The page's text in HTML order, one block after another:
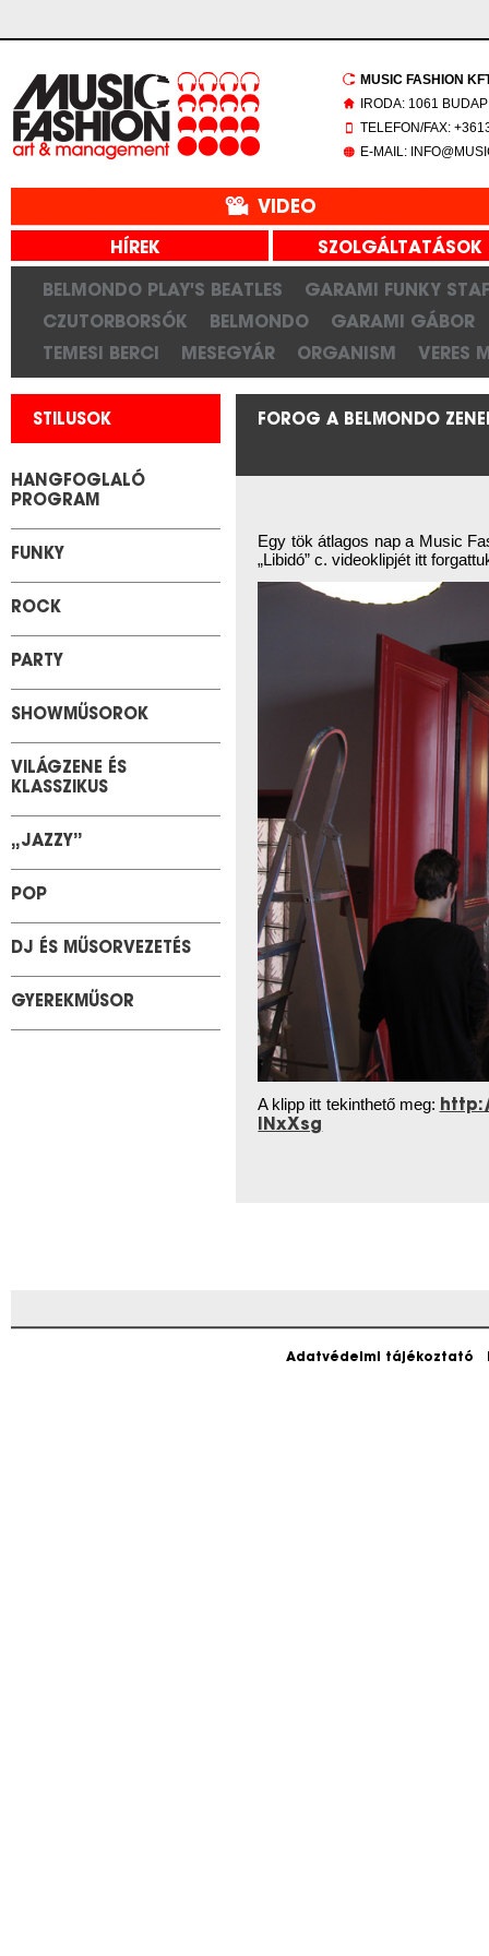
MUSIC FASHION
IRODA: 1061
TELEFON/FAX:
E-MAIL:
VIDEO
HÍREK SZOLGÁLTATÁSOK
BELMONDO PLAY'S BEATLES
GARAMI FUNKY
CZUTORBORSÓK
BELMONDO
GARAMI GÁBOR
TEMESI BERCI
MESEGYÁR ORGANISM VERES
STILUSOK
HANGFOGLALÓ
PROGRAM
FUNKY
ROCK
PARTY
SHOWMŰSOROK
VILÁGZENE ÉS
KLASSZIKUS
„JAZZY”
POP
DJ ÉS MŰSORVEZETÉS
GYEREKMŰSOR
FOROG A BELMONDO
Egy tök átlagos nap a Music
„Libidó” c. videoklipjét itt
A klipp itt tekinthető meg:
INxXsg
Adatvédelmi tájékoztató